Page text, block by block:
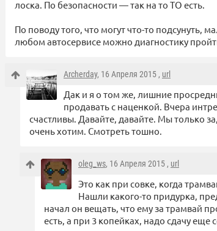
лоска. По безопасности — так на то ТО есть.
По поводу того, что могут что-то
любом автосервисе можно диагностику
Archerday, 16 Апреля 2015 , url
Дак и я о том же, лишние
продавать с наценкой. Вчера
счастливы. Давайте, давайте. Мы только
очень хотим. Смотреть тошно.
oleg_ws, 16 Апреля 2015 , url
Это как при совке, когда
Нашли какого-то придурка,
начал он вещать, что ему за трамвай
есть, а при 3 копейках, надо сдачу еще